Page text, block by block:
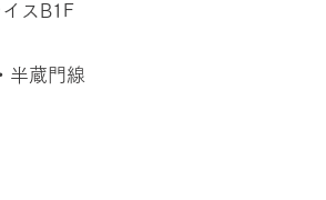
スB1F
半蔵門線